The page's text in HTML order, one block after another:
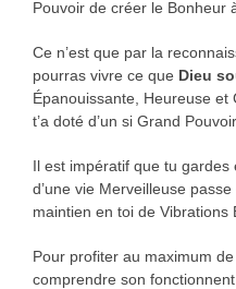
Pouvoir de créer le Bonheur
Ce n’est que par la
pourras vivre ce que Dieu
Épanouissante, Heureuse et
t’a doté d’un si Grand Pouvoir.
Il est impératif que tu
d’une vie Merveilleuse
maintien en toi de Vibrations
Pour profiter au maximum
comprendre son